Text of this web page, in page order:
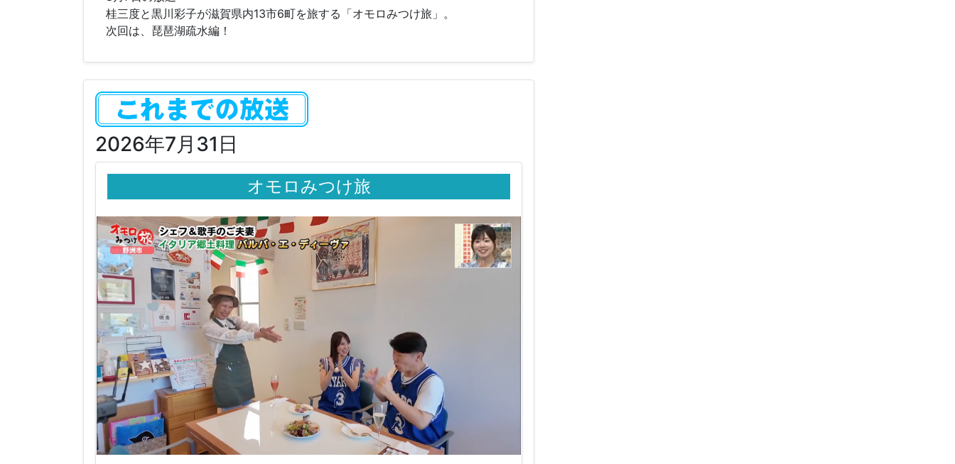
桂三度と黒川彩子が滋賀県内13市6町を旅する「オモロみつけ旅」。
次回は、琵琶湖疏水編！
2026年7月31日
オモロみつけ旅